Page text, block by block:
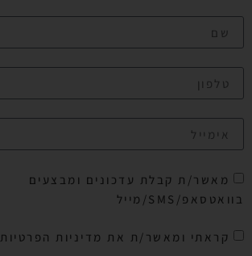
מאשר/ת קבלת עדכונים ומבצעים
בוואטסאפ/SMS/מייל
קראתי ומאשר/ת את מדיניות הפרטיות